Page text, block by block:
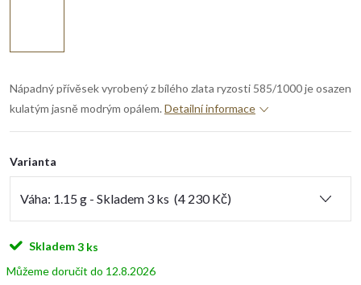
Nápadný přívěsek vyrobený z bílého zlata ryzosti 585/1000 je osazen
kulatým jasně modrým opálem. Detailní informace
Varianta
Skladem3 ks
12.8.2026